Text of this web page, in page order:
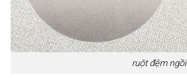
ruột đệm ngồi